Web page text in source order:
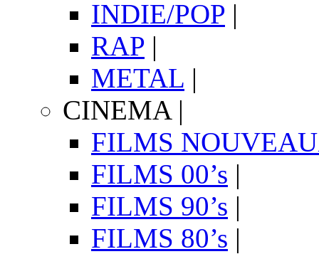
INDIE/POP |
RAP |
METAL |
CINEMA|
FILMS
FILMS 00’s |
FILMS 90’s |
FILMS 80’s |